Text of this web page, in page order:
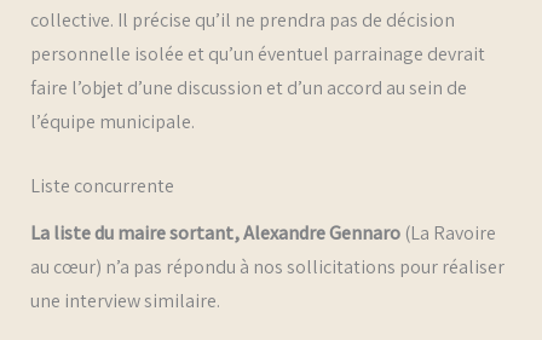
collective. Il précise qu’il ne prendra pas de décision
personnelle isolée et qu’un éventuel parrainage devrait
faire l’objet d’une discussion et d’un accord au sein de
l’équipe municipale.
Liste concurrente
La liste du maire sortant, Alexandre Gennaro(La Ravoire
au cœur) n’a pas répondu à nos sollicitations pour réaliser
une interview similaire.